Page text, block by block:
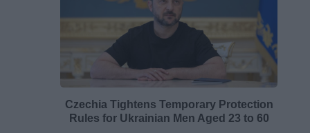
Czechia Tightens Temporary Protection
Rules for Ukrainian Men Aged 23 to 60